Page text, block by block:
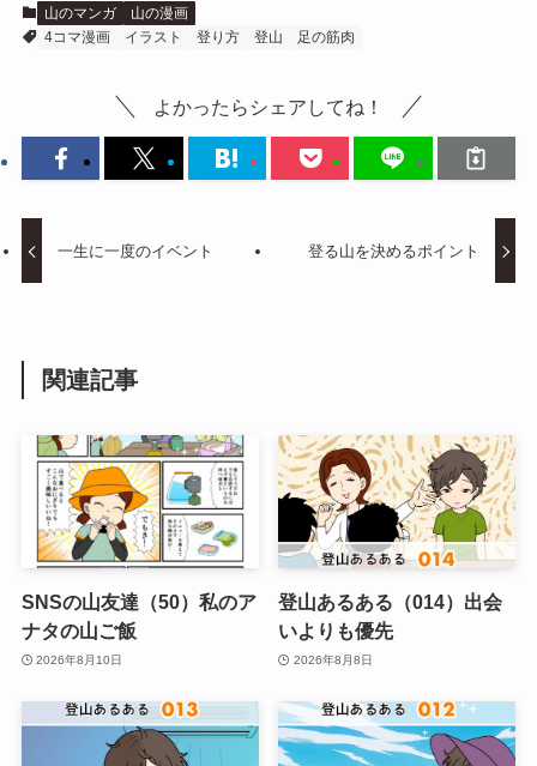
山のマンガ
山の漫画
4コマ漫画
イラスト 登り方 登山 足の筋肉
よかったらシェアしてね！
一生に一度のイベント 登る山を決めるポイント
関連記事
SNSの山友達（50）私のア
ナタの山ご飯
2026年8月10日
登山あるある（014）出会
いよりも優先
2026年8月8日